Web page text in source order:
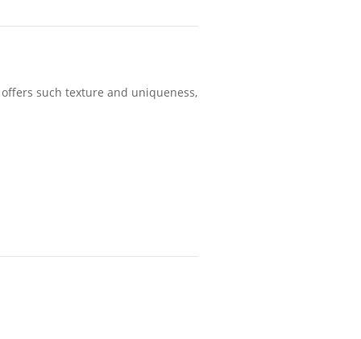
such texture and uniqueness,